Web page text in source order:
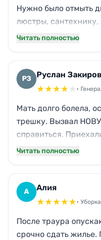
Нужно было отмыть
люстры,
Приехали вовремя,
итоге квартира
отмечу, что не
Читать полностью
РЗ Руслан Закиров
★★★★★ •
Мать долго болела,
трешку. Вызвал
справиться.
но предупредили.
протереть одну
заметил уже после.
Читать полностью
А Алия
★★★★★•
После траура
срочно сдать жилье.